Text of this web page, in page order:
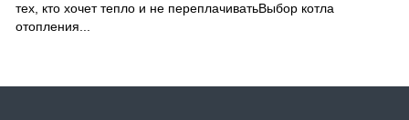
тех, кто хочет тепло и не переплачиватьВыбор котла
отопления...